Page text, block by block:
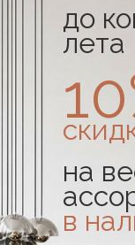
до
лета
на
в